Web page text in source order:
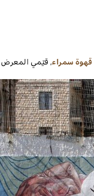
قهوة سمراء,قيّمي المعرض